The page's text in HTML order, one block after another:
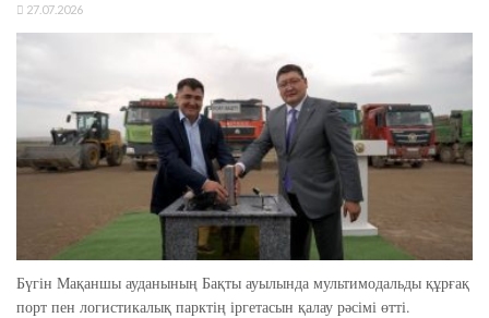
27.07.2026
Бүгін Мақаншы ауданының Бақты ауылында мультимодальды құрғақ
порт пен логистикалық парктің іргетасын қалау рәсімі өтті.